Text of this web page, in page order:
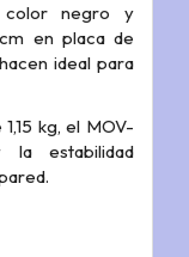
color negro y
en placa de
ideal para
kg, el MOV-
la estabilidad